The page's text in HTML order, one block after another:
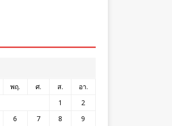
พฤ. ศ. ส.
อา.
1
2
6 7 8
9